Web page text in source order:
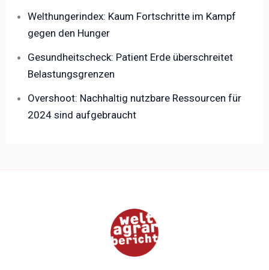
Welthungerindex: Kaum Fortschritte im Kampf
gegen den Hunger
Gesundheitscheck: Patient Erde überschreitet
Belastungsgrenzen
Overshoot: Nachhaltig nutzbare Ressourcen für
2024 sind aufgebraucht